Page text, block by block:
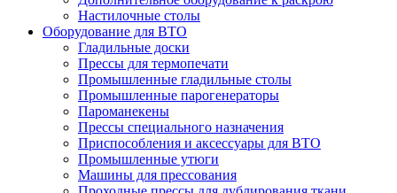
Настилочные столы
Оборудование для ВТО
Гладильные доски
Прессы для термопечати
Промышленные гладильные столы
Промышленные парогенераторы
Пароманекены
Прессы специального назначения
Приспособления и аксессуары для ВТО
Промышленные утюги
Машины для прессования